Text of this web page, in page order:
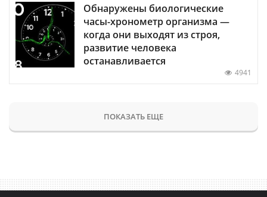
Обнаружены биологические
часы-хронометр организма —
когда они выходят из строя,
развитие человека
останавливается
4941
ПОКАЗАТЬ ЕЩЕ